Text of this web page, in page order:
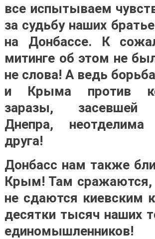
все испытываем
за судьбу наших
на Донбассе. К
митинге об этом не
не слова! А ведь
и Крыма против
заразы, засевшей
Днепра,
друга!
Донбасс нам также
Крым! Там сражаются,
не сдаются киевским
десятки тысяч наших
единомышленников!